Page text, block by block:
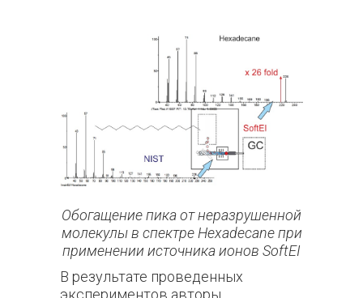
Обогащение пика от неразрушенной
молекулы в спектре Hexadecane при
применении источника ионов SoftEI
В результате проведенных
экспериментов авторы